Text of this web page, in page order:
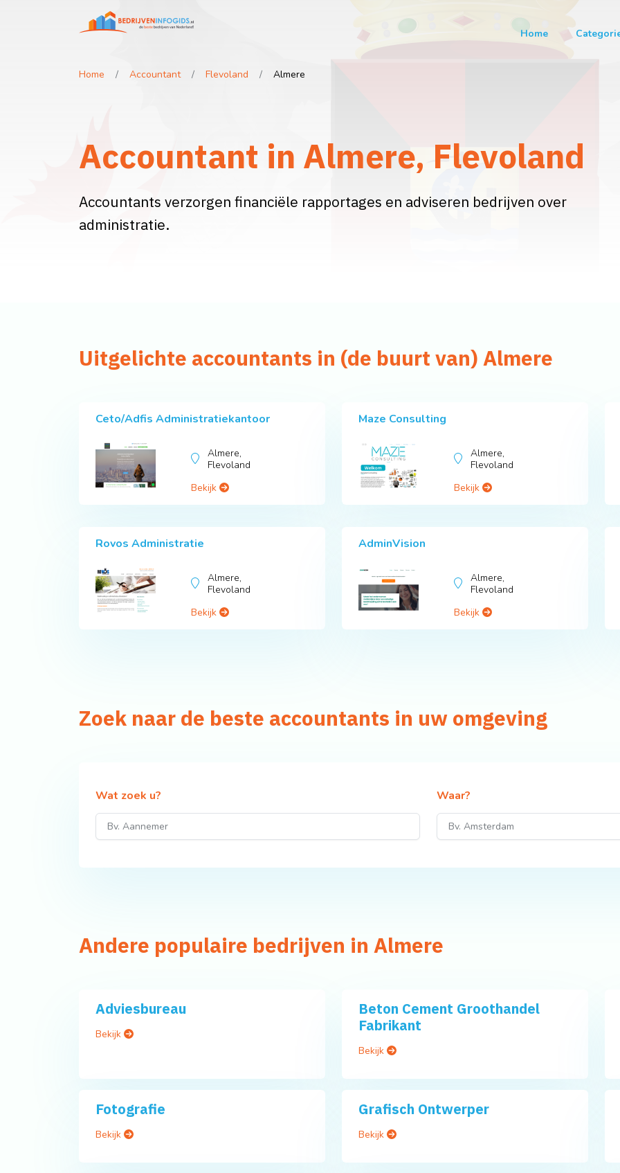
Home
Home Accountant Flevoland Almere
Accountant in Almere, Flevoland
Accountants verzorgen financiële rapportages en adviseren bedrijven over
administratie.
Uitgelichte accountants in (de buurt van) Almere
Ceto/Adfis Administratiekantoor
Almere,
Flevoland
Bekijk
Maze Consulting
Almere,
Flevoland
Bekijk
Rovos Administratie
Almere,
Flevoland
Bekijk
AdminVision
Almere,
Flevoland
Bekijk
Zoek naar de beste accountants in uw omgeving
Wat zoek u? Waar?
Andere populaire bedrijven in Almere
Adviesbureau
Bekijk
Beton Cement Groothandel
Fabrikant
Bekijk
Fotografie
Bekijk
Grafisch Ontwerper
Bekijk